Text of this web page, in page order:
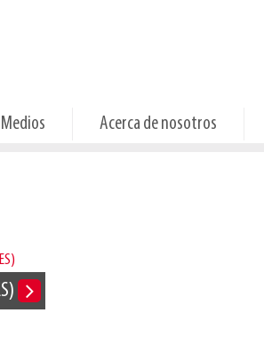
Medios Acerca de nosotros